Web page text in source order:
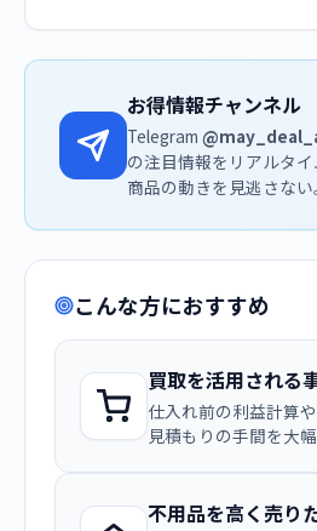
お得情報チャンネル
Telegram
の注目情報をリアルタ
商品の動きを見逃さない
こんな方におすすめ
買取を活用される
仕入れ前の利益計算
見積もりの手間を大幅
不用品を高く売り